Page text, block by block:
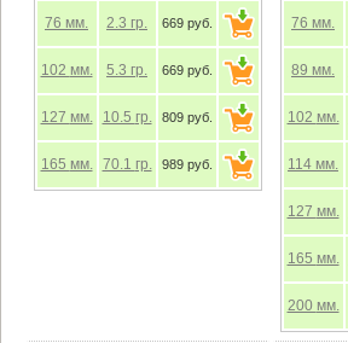
76 мм. 2.3 гр. 669 руб.
102 мм. 5.3 гр. 669 руб.
127 мм. 10.5 гр. 809 руб.
165 мм. 70.1 гр. 989 руб.
76 мм.
89 мм.
102 мм.
114 мм.
127 мм.
165 мм.
200 мм.